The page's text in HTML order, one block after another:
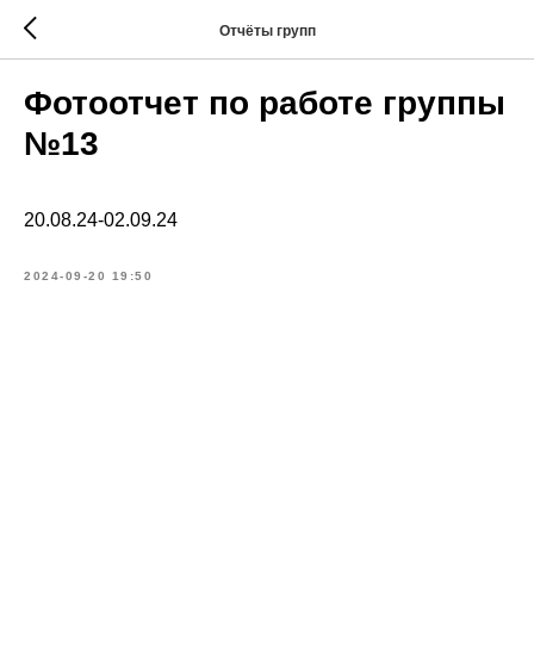
Отчёты групп
Фотоотчет по работе группы
№13
20.08.24-02.09.24
2024-09-20 19:50